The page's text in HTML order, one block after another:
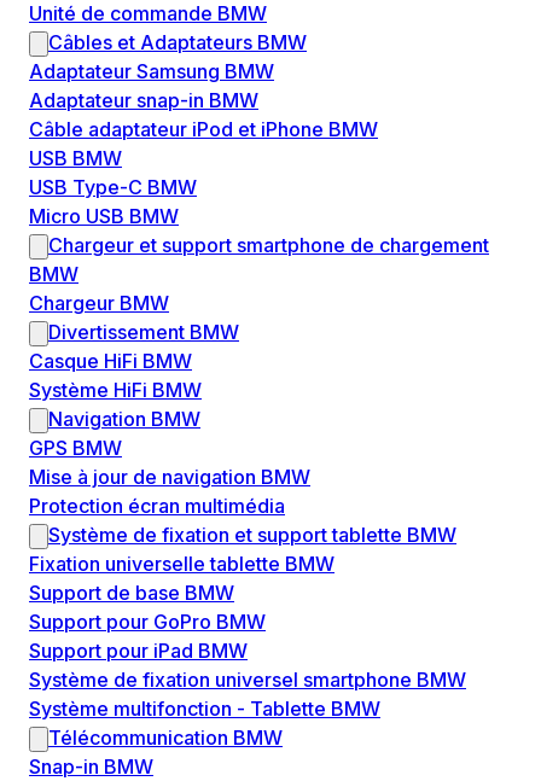
Unité de commande BMW
Câbles et Adaptateurs BMW
Adaptateur Samsung BMW
Adaptateur snap-in BMW
Câble adaptateur iPod et iPhone BMW
USB BMW
USB Type-C BMW
Micro USB BMW
Chargeur et support smartphone de chargement
BMW
Chargeur BMW
Divertissement BMW
Casque HiFi BMW
Système HiFi BMW
Navigation BMW
GPS BMW
Mise à jour de navigation BMW
Protection écran multimédia
Système de fixation et support tablette BMW
Fixation universelle tablette BMW
Support de base BMW
Support pour GoPro BMW
Support pour iPad BMW
Système de fixation universel smartphone BMW
Système multifonction - Tablette BMW
Télécommunication BMW
Snap-in BMW